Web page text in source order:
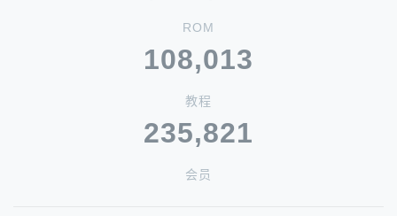
ROM
108,013
教程
235,821
会员